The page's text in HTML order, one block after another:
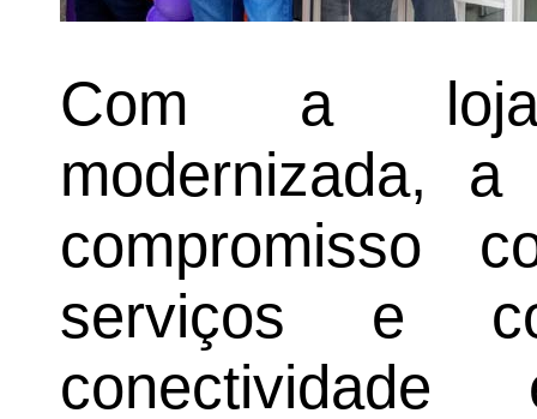
Com a loja
modernizada,
compromisso
serviços e